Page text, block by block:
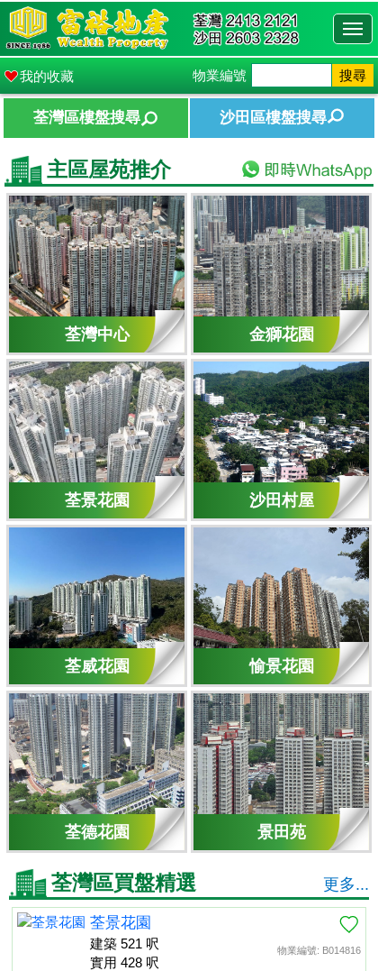
我的收藏 物業編號 搜尋
荃灣區樓盤搜尋 沙田區樓盤搜尋
主區屋苑推介
荃灣中心
荃景花園
荃威花園
荃德花園
金獅花園
沙田村屋
愉景花園
景田苑
荃灣區買盤精選 更多...
物業編號: B014816
荃景花園
建築 521 呎
實用 428 呎